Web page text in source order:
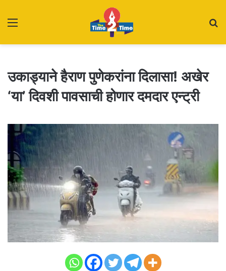
उकाड्याने हैराण पुणेकरांना दिलासा! अखेर
‘या’ दिवशी पावसाची होणार दमदार एन्ट्री